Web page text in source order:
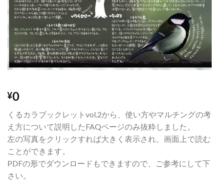
¥0
くるカラブックレットvol.2から、使い方やマルチングの考
え方について説明したFAQページのみ抜粋しました。
左の写真をクリックすれば大きく表示され、画面上で読む
ことができます。
PDFの形でダウンロードもできますので、ご参考にして下
さい。